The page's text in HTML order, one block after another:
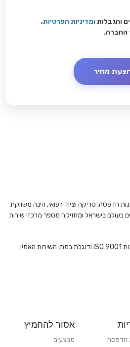
והגבלות ומדיניות הפרטיות,
החברה.
הדפסה, סריקה וציוד רפואי, הינה משווקת
בעולם בישראל ומחזיקה מספר מרכזי שירות
החברה פועלות עפ"י תווי תקן ואיכות ISO 9001 ודוגלת במתן השירות האמין
הדפסה
אסור להחמיץ
מבצעים